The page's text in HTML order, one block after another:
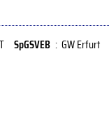
SpGSVEB : GW Erfurt